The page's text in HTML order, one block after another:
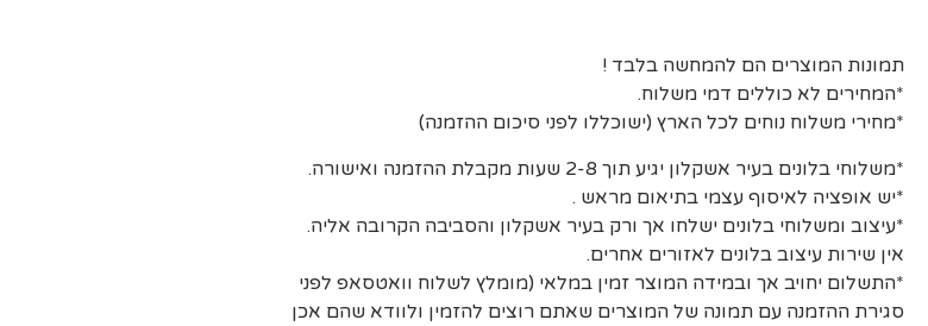
תמונות המוצרים הם להמחשה בלבד !
*המחירים לא כוללים דמי משלוח.
*מחירי משלוח נוחים לכל הארץ (ישוכללו לפני סיכום ההזמנה)
*משלוחי בלונים בעיר אשקלון יגיע תוך 2-8 שעות מקבלת ההזמנה ואישורה.
*יש אופציה לאיסוף עצמי בתיאום מראש .
*עיצוב ומשלוחי בלונים ישלחו אך ורק בעיר אשקלון והסביבה הקרובה אליה.
אין שירות עיצוב בלונים לאזורים אחרים.
*התשלום יחויב אך ובמידה המוצר זמין במלאי (מומלץ לשלוח וואטסאפ לפני
סגירת ההזמנה עם תמונה של המוצרים שאתם רוצים להזמין ולוודא שהם אכן